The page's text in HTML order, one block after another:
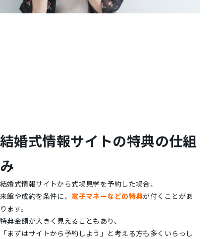
結婚式情報サイトの特典の仕組
み
結婚式情報サイトから式場見学を予約した場合、
来館や成約を条件に、 電子マネーなどの特典が付くことがあ
ります。
特典金額が大きく見えることもあり、
「まずはサイトから予約しよう」と考える方も多くいらっし